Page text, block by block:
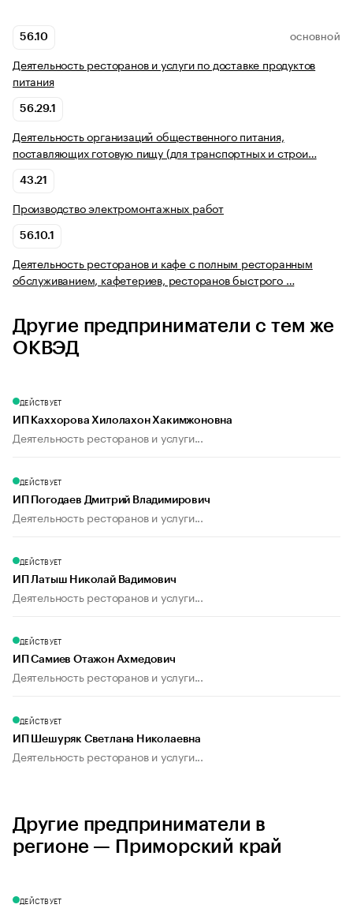
56.10 ОСНОВНОЙ
Деятельность ресторанов и услуги по доставке продуктов
питания
56.29.1
Деятельность организаций общественного питания,
поставляющих готовую пищу (для транспортных и строи…
43.21
Производство электромонтажных работ
56.10.1
Деятельность ресторанов и кафе с полным ресторанным
обслуживанием, кафетериев, ресторанов быстрого …
Другие предприниматели с тем же
ОКВЭД
ДЕЙСТВУЕТ
ИП Каххорова Хилолахон Хакимжоновна
Деятельность ресторанов и услуги...
ДЕЙСТВУЕТ
ИП Погодаев Дмитрий Владимирович
Деятельность ресторанов и услуги...
ДЕЙСТВУЕТ
ИП Латыш Николай Вадимович
Деятельность ресторанов и услуги...
ДЕЙСТВУЕТ
ИП Самиев Отажон Ахмедович
Деятельность ресторанов и услуги...
ДЕЙСТВУЕТ
ИП Шешуряк Светлана Николаевна
Деятельность ресторанов и услуги...
Другие предприниматели в
регионе — Приморский край
ДЕЙСТВУЕТ